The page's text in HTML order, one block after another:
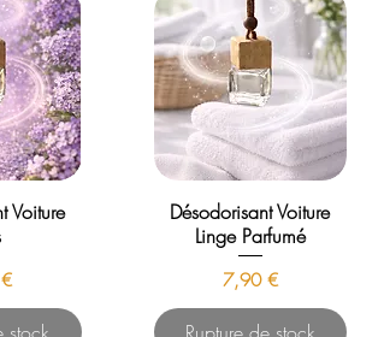
Voiture
Désodorisant Voiture
Linge Parfumé
Prix
7,90 €